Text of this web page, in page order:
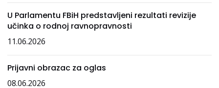
U Parlamentu FBiH predstavljeni rezultati revizije
učinka o rodnoj ravnopravnosti
11.06.2026
Prijavni obrazac za oglas
08.06.2026